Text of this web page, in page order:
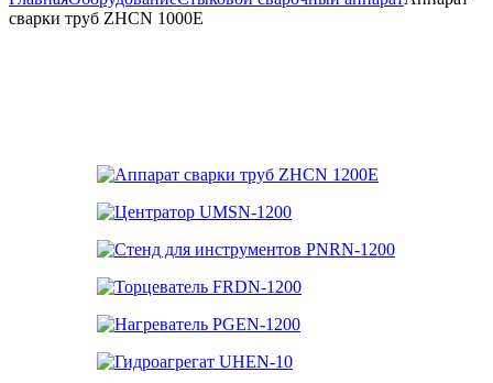
сварки труб ZHCN 1000Е